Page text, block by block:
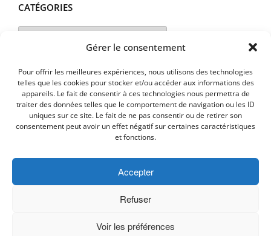
Gérer le consentement
Pour offrir les meilleures expériences, nous utilisons des technologies
telles que les cookies pour stocker et/ou accéder aux informations des
appareils. Le fait de consentir à ces technologies nous permettra de
traiter des données telles que le comportement de navigation ou les ID
uniques sur ce site. Le fait de ne pas consentir ou de retirer son
consentement peut avoir un effet négatif sur certaines caractéristiques
et fonctions.
Accepter
Refuser
Voir les préférences
CATÉGORIES
Catégories
PLAN D’ACCES
Copyright © 2026 Commune de Lavalette - Aude.